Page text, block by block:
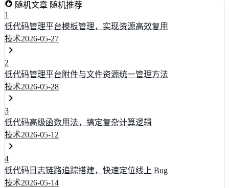
随机文章 随机推荐
1
低代码管理平台模板管理，实现资源高效复用
技术2026-05-27
2
低代码管理平台附件与文件资源统一管理方法
技术2026-05-28
3
低代码高级函数用法，搞定复杂计算逻辑
技术2026-05-12
4
低代码日志链路追踪搭建，快速定位线上 Bug
技术2026-05-14